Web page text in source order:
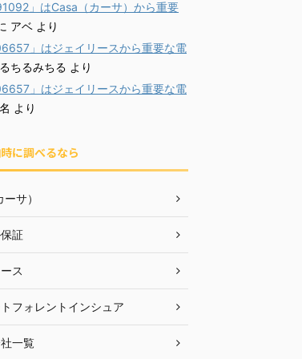
」はCasa（カーサ）から重要
アベ より
」はジェイリースから重要な電
ちるみちる より
」はジェイリースから重要な電
より
に調べるなら
サ）
証
ス
フォレントインシュア
一覧